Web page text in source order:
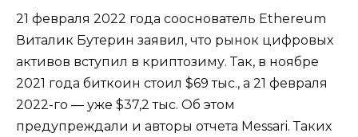
21 февраля 2022 года сооснователь Ethereum
Виталик Бутерин заявил, что рынок цифровых
активов вступил в криптозиму. Так, в ноябре
2021 года биткоин стоил $69 тыс., а 21 февраля
2022-го — уже $37,2 тыс. Об этом
предупреждали и авторы отчета Messari. Таких